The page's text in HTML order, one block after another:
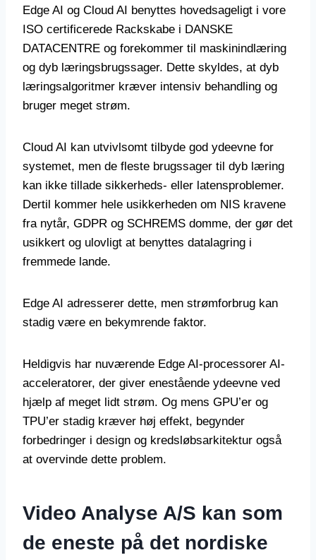
Edge AI og Cloud AI benyttes hovedsageligt i vore
ISO certificerede Rackskabe i DANSKE
DATACENTRE og forekommer til maskinindlæring
og dyb læringsbrugssager. Dette skyldes, at dyb
læringsalgoritmer kræver intensiv behandling og
bruger meget strøm.
Cloud AI kan utvivlsomt tilbyde god ydeevne for
systemet, men de fleste brugssager til dyb læring
kan ikke tillade sikkerheds- eller latensproblemer.
Dertil kommer hele usikkerheden om NIS kravene
fra nytår, GDPR og SCHREMS domme, der gør det
usikkert og ulovligt at benyttes datalagring i
fremmede lande.
Edge AI adresserer dette, men strømforbrug kan
stadig være en bekymrende faktor.
Heldigvis har nuværende Edge AI-processorer AI-
acceleratorer, der giver enestående ydeevne ved
hjælp af meget lidt strøm. Og mens GPU’er og
TPU’er stadig kræver høj effekt, begynder
forbedringer i design og kredsløbsarkitektur også
at overvinde dette problem.
Video Analyse A/S kan som
de eneste på det nordiske